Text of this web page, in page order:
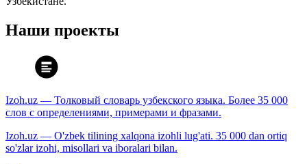
Наши проекты
Izoh.uz — Толковый словарь узбекского языка. Более 35 000
слов с определениями, примерами и фразами.
Izoh.uz — O'zbek tilining xalqona izohli lug'ati. 35 000 dan ortiq
so'zlar izohi, misollari va iboralari bilan.